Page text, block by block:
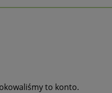
to konto.